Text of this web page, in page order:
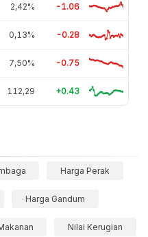
2,42% -1.06
0,13% -0.28
7,50% -0.75
112,29 +0.43
Harga Perak
Harga Gandum
Nilai Kerugian